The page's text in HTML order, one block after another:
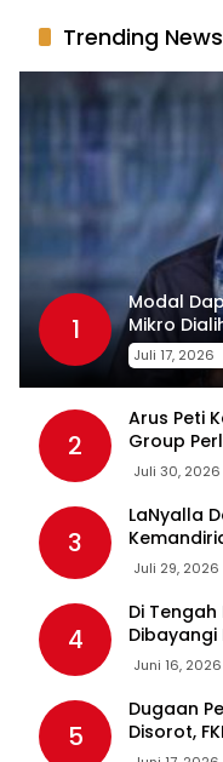
Trending News
1
Modal
Mikro
Juli 17, 2026
2
Arus Peti
Group
Juli 30, 2026
3
LaNyalla
Lewat PT
Juli 29, 2026
4
Di Tengah
Dibayangi
Juni 16, 2026
5
Dugaan
Disorot,